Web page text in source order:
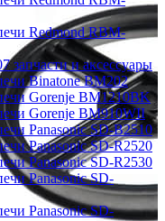
Redmond RBM-
запчасти и аксессуары
Binatone BM202
Gorenje BM1210BK
Gorenje BM910WII
Panasonic SD-B2510
Panasonic SD-R2520
Panasonic SD-R2530
Panasonic SD-
Panasonic SD-